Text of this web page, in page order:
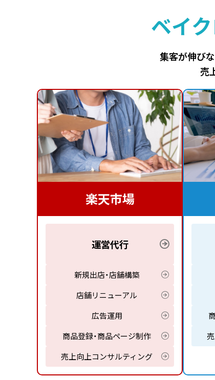
ベイ
集客が伸び
売
楽天市場
運営代行
新規出店・店舗構築
店舗リニューアル
広告運用
商品登録・商品ページ制作
売上向上コンサルティング